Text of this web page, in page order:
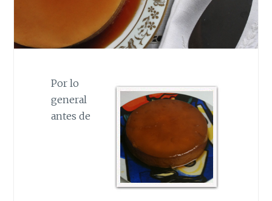
Por lo
general
antes de